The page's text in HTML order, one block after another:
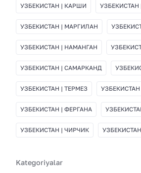
УЗБЕКИСТАН | КАРШИ
УЗБЕКИСТАН | МАРГИЛАН
УЗБЕКИСТАН | НАМАНГАН
УЗБЕКИСТАН | САМАРКАНД
УЗБЕКИСТАН | ТЕРМЕЗ УЗБЕКИСТАН
УЗБЕКИСТАН | ФЕРГАНА
УЗБЕКИСТАН | ЧИРЧИК
Kategoriyalar